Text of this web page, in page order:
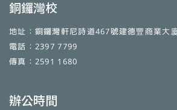
銅鑼灣校
地址：銅鑼灣軒尼詩道467號建德豐商業大
電話：2397 7799
傳真：2591 1680
辦公時間